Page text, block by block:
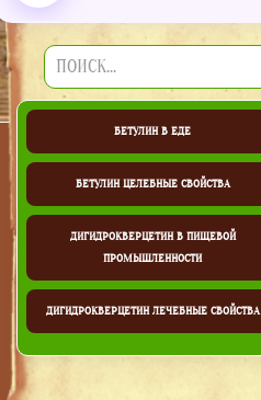
БЕТУЛИН В ЕДЕ
БЕТУЛИН ЦЕЛЕБНЫЕ СВОЙСТВА
ДИГИДРОКВЕРЦЕТИН В ПИЩЕВОЙ
ПРОМЫШЛЕННОСТИ
ДИГИДРОКВЕРЦЕТИН ЛЕЧЕБНЫЕ СВОЙСТВА